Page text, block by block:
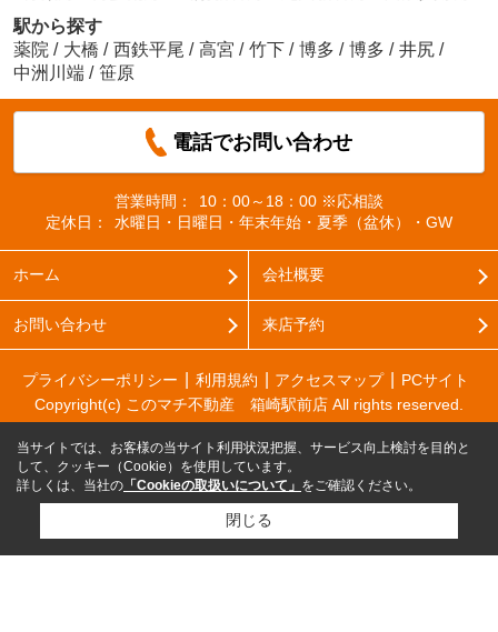
駅から探す
薬院 / 大橋 / 西鉄平尾 / 高宮 / 竹下 / 博多 / 博多 / 井尻 /
中洲川端 / 笹原
電話でお問い合わせ
営業時間：
10：00～18：00 ※応相談
定休日：
水曜日・日曜日・年末年始・夏季（盆休）・GW
ホーム 会社概要
お問い合わせ 来店予約
プライバシーポリシー 利用規約 アクセスマップ
PCサイト
Copyright(c) このマチ不動産 箱崎駅前店 All rights reserved.
当サイトでは、お客様の当サイト利用状況把握、サービス向上検討を目的と
して、クッキー（Cookie）を使用しています。
詳しくは、当社の 「Cookieの取扱いについて」 をご確認ください。
閉じる